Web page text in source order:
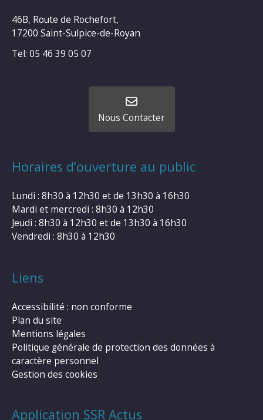
46B, Route de Rochefort,
17200 Saint-Sulpice-de-Royan
Tel: 05 46 39 05 07
Nous Contacter
Horaires d’ouverture au public
Lundi : 8h30 à 12h30 et de 13h30 à 16h30
Mardi et mercredi : 8h30 à 12h30
Jeudi : 8h30 à 12h30 et de 13h30 à 16h30
Vendredi : 8h30 à 12h30
Liens
Accessibilité : non conforme
Plan du site
Mentions légales
Politique générale de protection des données à
caractère personnel
Gestion des cookies
Application SSR Actus